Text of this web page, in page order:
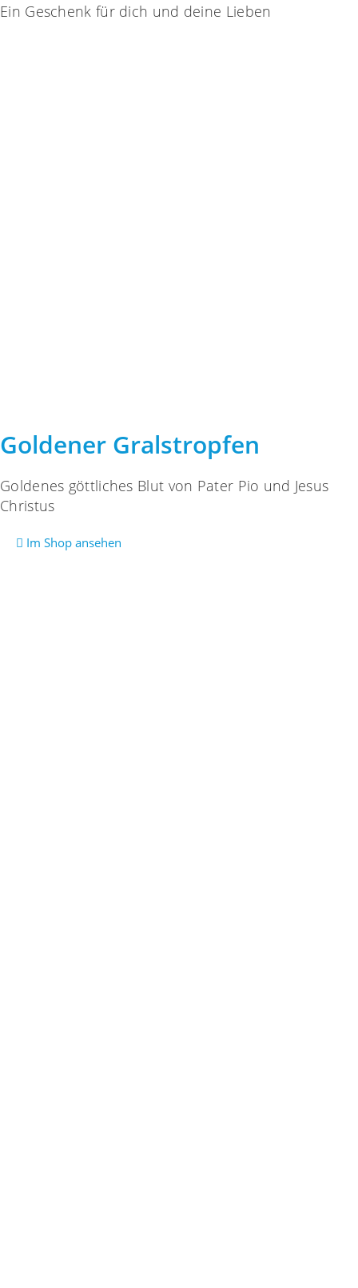
Ein Geschenk für dich und deine Lieben
Goldener Gralstropfen
Goldenes göttliches Blut von Pater Pio und Jesus
Christus
Im Shop ansehen